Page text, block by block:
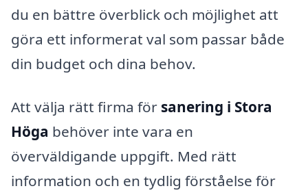
du en bättre överblick och möjlighet att
göra ett informerat val som passar både
din budget och dina behov.
Att välja rätt firma för sanering i Stora
Höga behöver inte vara en
överväldigande uppgift. Med rätt
information och en tydlig förståelse för